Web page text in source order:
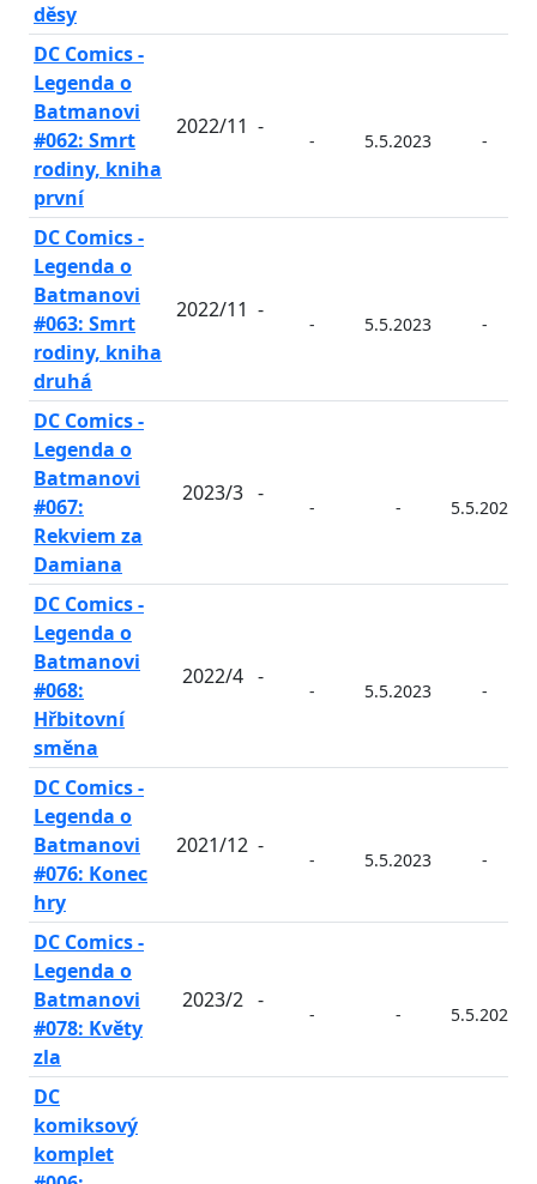
děsy
DC Comics -
Legenda o
Batmanovi
#062: Smrt
rodiny, kniha
první
2022/11 -
- 5.5.2023 -
DC Comics -
Legenda o
Batmanovi
#063: Smrt
rodiny, kniha
druhá
2022/11 -
- 5.5.2023 -
DC Comics -
Legenda o
Batmanovi
#067:
Rekviem za
Damiana
2023/3 -
- - 5.5.2023
DC Comics -
Legenda o
Batmanovi
#068:
Hřbitovní
směna
2022/4 -
- 5.5.2023 -
DC Comics -
Legenda o
Batmanovi
#076: Konec
hry
2021/12 -
- 5.5.2023 -
DC Comics -
Legenda o
Batmanovi
#078: Květy
zla
2023/2 -
- - 5.5.2023
DC
komiksový
komplet